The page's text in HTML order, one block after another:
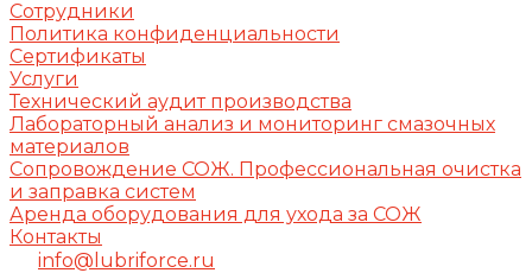
Сотрудники
Политика конфиденциальности
Сертификаты
Услуги
Технический аудит производства
Лабораторный анализ и мониторинг смазочных
материалов
Сопровождение СОЖ. Профессиональная очистка
и заправка систем
Аренда оборудования для ухода за СОЖ
Контакты
info@lubriforce.ru